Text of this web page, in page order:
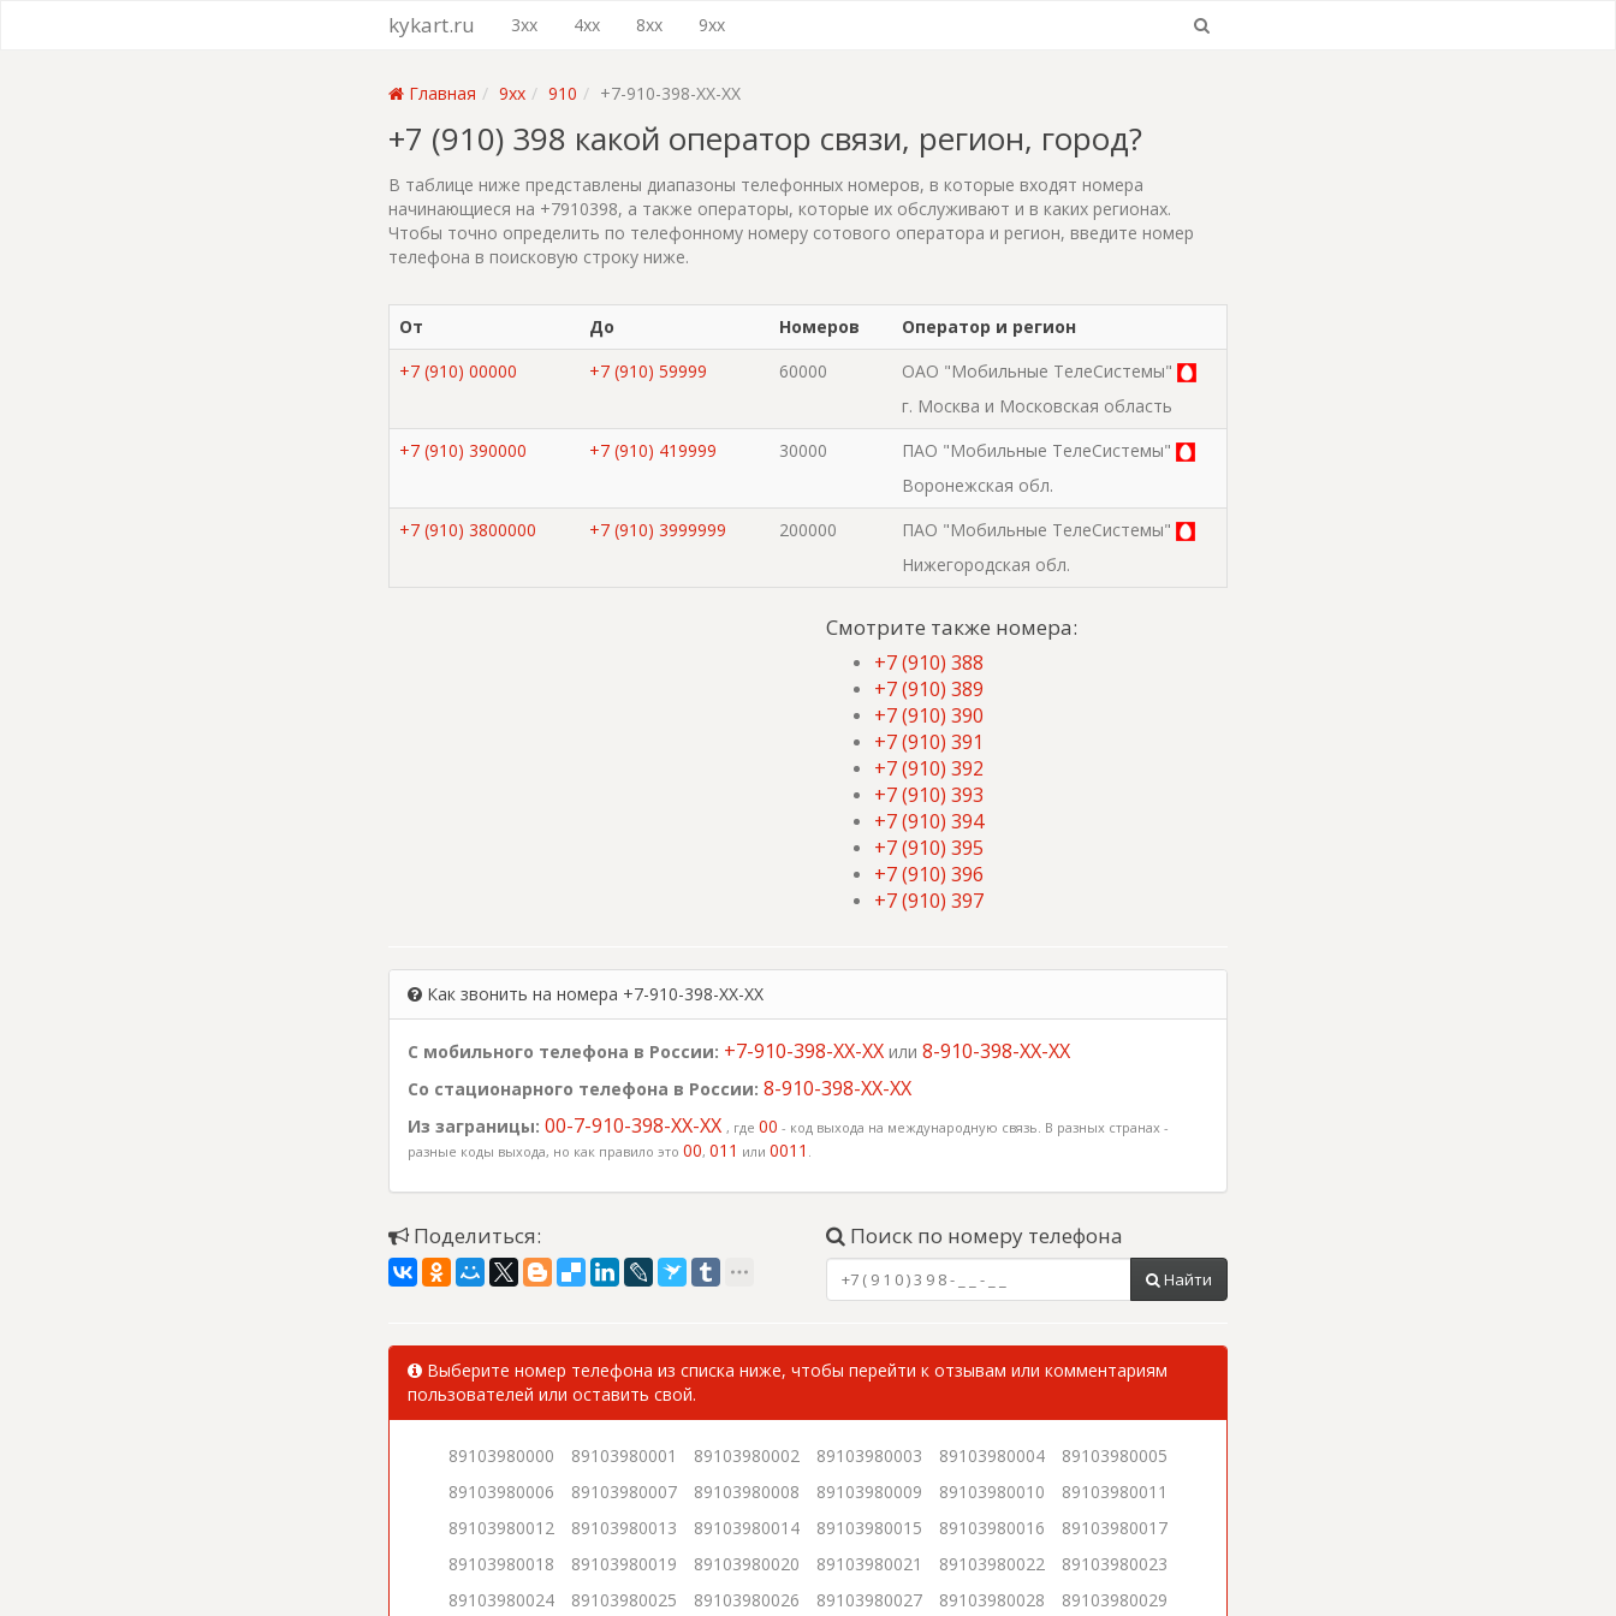
kykart.ru 3xx 4xx 8xx 9xx
Главная 9xx 910 +7-910-398-XX-XX
+7 (910) 398 какой оператор связи, регион, город?
В таблице ниже представлены диапазоны телефонных номеров, в которые входят номера
начинающиеся на +7910398, а также операторы, которые их обслуживают и в каких регионах.
Чтобы точно определить по телефонному номеру сотового оператора и регион, введите номер
телефона в поисковую строку ниже.
От До Номеров
Оператор и регион
+7 (910) 00000
+7 (910) 59999 60000
ОАО "Мобильные ТелеСистемы"
г. Москва и Московская область
+7 (910) 390000
+7 (910) 419999 30000
ПАО "Мобильные ТелеСистемы"
Воронежская обл.
+7 (910) 3800000
+7 (910) 3999999 200000
ПАО "Мобильные ТелеСистемы"
Нижегородская обл.
Смотрите также номера:
+7 (910) 388
+7 (910) 389
+7 (910) 390
+7 (910) 391
+7 (910) 392
+7 (910) 393
+7 (910) 394
+7 (910) 395
+7 (910) 396
+7 (910) 397
Как звонить на номера +7-910-398-XX-XX
С мобильного телефона в России: +7-910-398-XX-XX или 8-910-398-XX-XX
Со стационарного телефона в России: 8-910-398-XX-XX
Из заграницы: 00-7-910-398-XX-XX , где 00 - код выхода на международную связь. В разных странах -
разные коды выхода, но как правило это 00, 011 или 0011 .
Поделиться: Поиск по номеру телефона
Найти
Выберите номер телефона из списка ниже, чтобы перейти к отзывам или комментариям
пользователей или оставить свой.
89103980000 89103980001 89103980002 89103980003 89103980004
89103980005
89103980006
89103980007 89103980008 89103980009 89103980010
89103980011
89103980012
89103980013 89103980014 89103980015 89103980016
89103980017
89103980018
89103980019 89103980020 89103980021 89103980022
89103980023
89103980024
89103980025 89103980026 89103980027 89103980028 89103980029